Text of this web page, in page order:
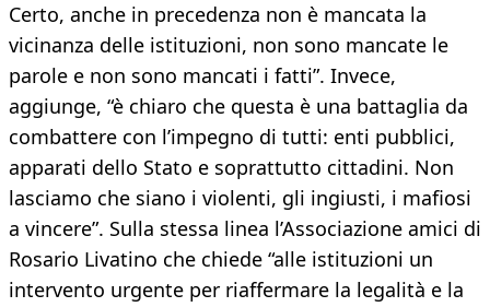
Certo, anche in precedenza non è mancata la
vicinanza delle istituzioni, non sono mancate le
parole e non sono mancati i fatti”. Invece,
aggiunge, “è chiaro che questa è una battaglia da
combattere con l’impegno di tutti: enti pubblici,
apparati dello Stato e soprattutto cittadini. Non
lasciamo che siano i violenti, gli ingiusti, i mafiosi
a vincere”. Sulla stessa linea l’Associazione amici di
Rosario Livatino che chiede “alle istituzioni un
intervento urgente per riaffermare la legalità e la